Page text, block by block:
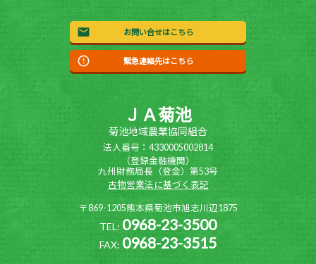
お問い合せはこちら
緊急連絡先はこちら
ＪＡ菊池
菊池地域農業協同組合
法人番号：4330005002814
（登録金融機関）
九州財務局長（登金）第53号
古物営業法に基づく表記
〒869-1205熊本県菊池市旭志川辺1875
TEL: 0968-23-3500
FAX: 0968-23-3515